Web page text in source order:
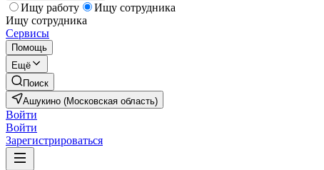
Ищу работу
Ищу сотрудника
Ищу сотрудника
Сервисы
Помощь
Ещё
Поиск
Ашукино (Московская область)
Войти
Войти
Зарегистрироваться